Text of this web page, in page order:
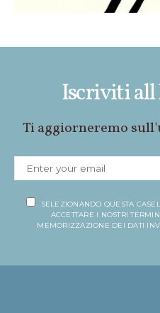
Iscriviti all
Ti aggiorneremo
SELEZIONANDO QUESTA
ACCETTARE I NOSTRI
MEMORIZZAZIONE DEI DATI